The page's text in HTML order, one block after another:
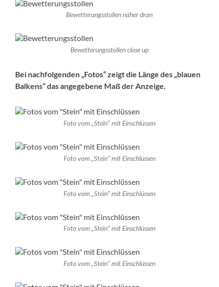
Bewetterungsstollen näher dran
Bewetterungsstollen close up
Bei nachfolgenden „Fotos“ zeigt die Länge des „blauen
Balkens“ das angegebene Maß der Anzeige.
Foto vom „Stein“ mit Einschlüssen
Foto vom „Stein“ mit Einschlüssen
Foto vom „Stein“ mit Einschlüssen
Foto vom „Stein“ mit Einschlüssen
Foto vom „Stein“ mit Einschlüssen